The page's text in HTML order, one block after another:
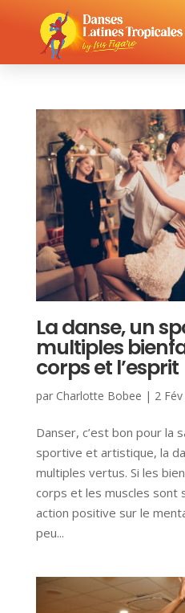
La danse, un
multiples
corps et l’esprit
par Charlotte Bobee | 2
Danser, c’est bon pour la
sportive et artistique, la
multiples vertus. Si les
corps et les muscles sont
action positive sur le
peu...